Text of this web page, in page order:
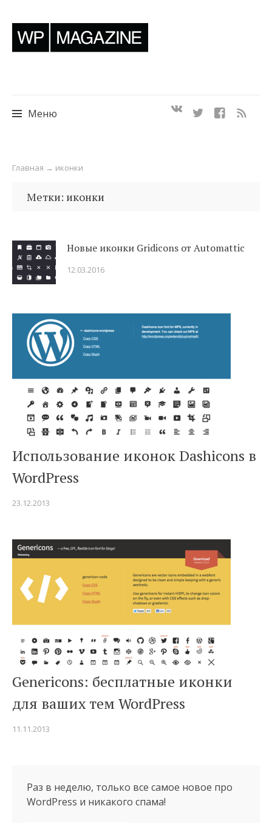
Меню
к
содержимому
Главная → иконки
Метки: иконки
Новые иконки Gridicons от Automattic
12.03.2016
Использование иконок Dashicons в
WordPress
23.12.2013
Genericons: бесплатные иконки
для ваших тем WordPress
11.11.2013
Раз в неделю, только все самое новое про
WordPress и никакого спама!